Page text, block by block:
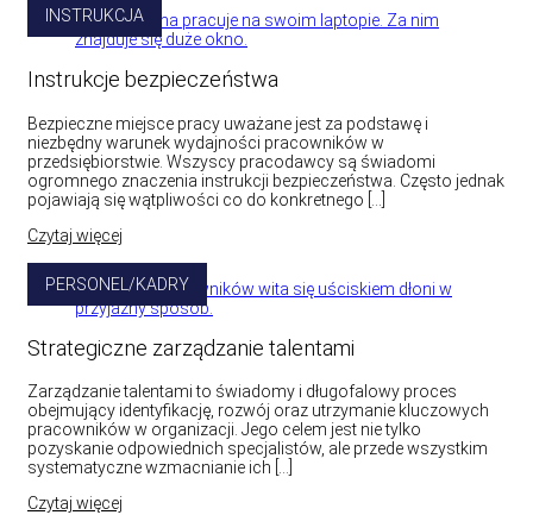
INSTRUKCJA
Instrukcje bezpieczeństwa
Bezpieczne miejsce pracy uważane jest za podstawę i
niezbędny warunek wydajności pracowników w
przedsiębiorstwie. Wszyscy pracodawcy są świadomi
ogromnego znaczenia instrukcji bezpieczeństwa. Często jednak
pojawiają się wątpliwości co do konkretnego […]
Czytaj więcej
PERSONEL/KADRY
Strategiczne zarządzanie talentami
Zarządzanie talentami to świadomy i długofalowy proces
obejmujący identyfikację, rozwój oraz utrzymanie kluczowych
pracowników w organizacji. Jego celem jest nie tylko
pozyskanie odpowiednich specjalistów, ale przede wszystkim
systematyczne wzmacnianie ich […]
Czytaj więcej